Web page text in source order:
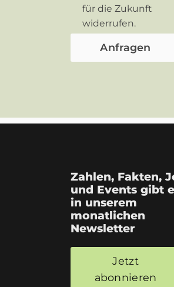
für die Zukunft
widerrufen.
Zahlen, Fakten,
und Events gibt
in unserem
monatlichen
Newsletter
Jetzt
abonnieren